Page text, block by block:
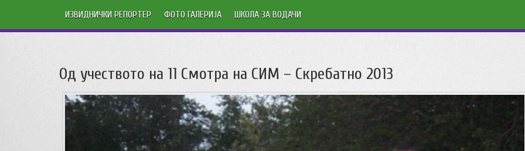
ИЗВИДНИЧКИ РЕПОРТЕР ФОТО ГАЛЕРИЈА ШКОЛА ЗА ВОДАЧИ
Од учеството на 11 Смотра на СИМ – Скребатно 2013